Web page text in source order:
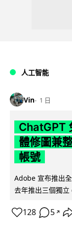
人工智能
Vin 1 日
ChatGPT
體修圖兼
帳號
Adobe 宣布推出
去年推出三個獨
128 5 ↗